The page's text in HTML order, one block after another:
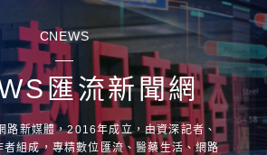
CNEWS
匯流新聞網
路新媒體，2016年成立，由資深記者、
者組成，專精數位匯流、醫藥生活、網路